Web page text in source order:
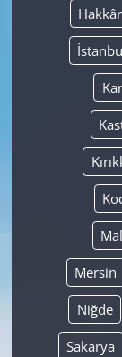
Mersin
Niğde
Sakarya